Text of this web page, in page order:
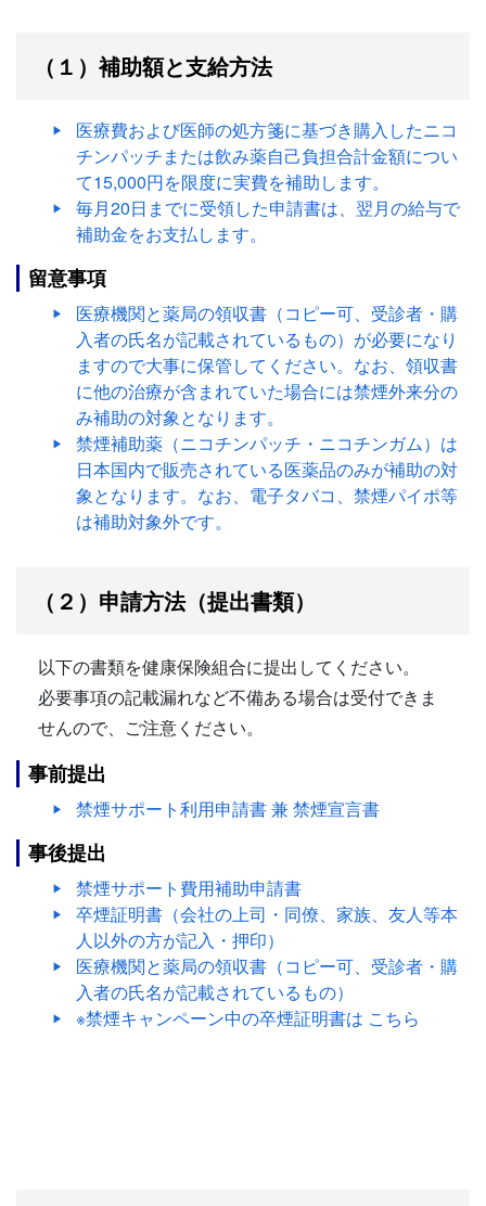
（１）補助額と支給方法
医療費および医師の処方箋に基づき購入したニコ
チンパッチまたは飲み薬自己負担合計金額につい
て15,000円を限度に実費を補助します。
毎月20日までに受領した申請書は、翌月の給与で
補助金をお支払します。
留意事項
医療機関と薬局の領収書（コピー可、受診者・購
入者の氏名が記載されているもの）が必要になり
ますので大事に保管してください。なお、領収書
に他の治療が含まれていた場合には禁煙外来分の
み補助の対象となります。
禁煙補助薬（ニコチンパッチ・ニコチンガム）は
日本国内で販売されている医薬品のみが補助の対
象となります。なお、電子タバコ、禁煙パイポ等
は補助対象外です。
（２）申請方法（提出書類）
以下の書類を健康保険組合に提出してください。
必要事項の記載漏れなど不備ある場合は受付できま
せんので、ご注意ください。
事前提出
禁煙サポート利用申請書 兼 禁煙宣言書
事後提出
禁煙サポート費用補助申請書
卒煙証明書（会社の上司・同僚、家族、友人等本
人以外の方が記入・押印）
医療機関と薬局の領収書（コピー可、受診者・購
入者の氏名が記載されているもの）
※禁煙キャンペーン中の卒煙証明書は こちら